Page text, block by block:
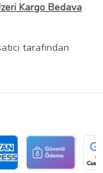
Kargo Bedava
tarafından